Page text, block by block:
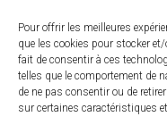
Pour offrir les meilleures
que les cookies pour stocker
fait de consentir à ces
telles que le comportement de
de ne pas consentir ou de
sur certaines caractéristiques
Date de
Date de fin : 12
Lieu : Pôle no 2
du port 17370